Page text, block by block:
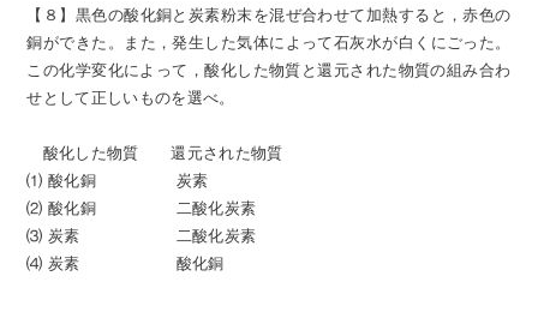
【８】黒色の酸化銅と炭素粉末を混ぜ合わせて加熱すると，赤色の
銅ができた。また，発生した気体によって石灰水が白くにごった。
この化学変化によって，酸化した物質と還元された物質の組み合わ
せとして正しいものを選べ。
酸化した物質 還元された物質
⑴ 酸化銅 炭素
⑵ 酸化銅 二酸化炭素
⑶ 炭素 二酸化炭素
⑷ 炭素 酸化銅